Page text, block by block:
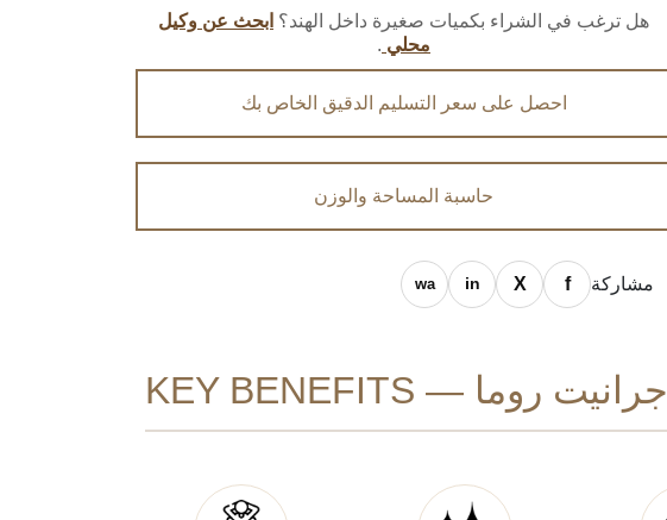
هل ترغب في الشراء بكميات صغيرة داخل الهند؟ ابحث عن وكيل
محلي .
احصل على سعر التسليم الدقيق الخاص بك
حاسبة المساحة والوزن
مشاركة
جرانيت روما — KEY BENEFITS